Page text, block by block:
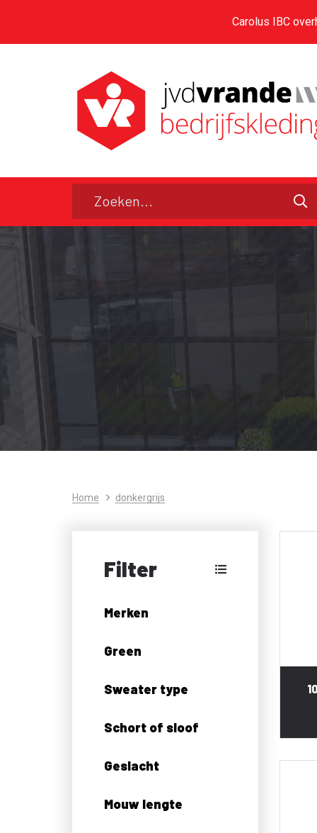
Carolus IBC
Home donkergrijs
Filter
Merken
Green
Sweater type
Schort of sloof
Geslacht
Mouw lengte